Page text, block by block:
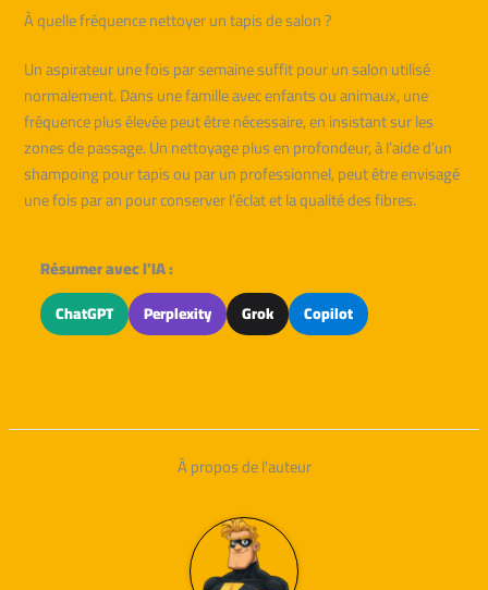
À quelle fréquence nettoyer un tapis de salon ?
Un aspirateur une fois par semaine suffit pour un salon utilisé
normalement. Dans une famille avec enfants ou animaux, une
fréquence plus élevée peut être nécessaire, en insistant sur les
zones de passage. Un nettoyage plus en profondeur, à l’aide d’un
shampoing pour tapis ou par un professionnel, peut être envisagé
une fois par an pour conserver l’éclat et la qualité des fibres.
Résumer avec l'IA :
ChatGPT Perplexity Grok Copilot
À propos de l'auteur